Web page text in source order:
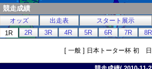
競走成績
オッズ 出走表
スタート展示
1R
2R 3R 4R 5R 6R 7R 8R
[ 一般 ] 日本トーター杯 初